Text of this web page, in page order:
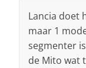
Lancia doet
maar 1
segmenter
de Mito wat